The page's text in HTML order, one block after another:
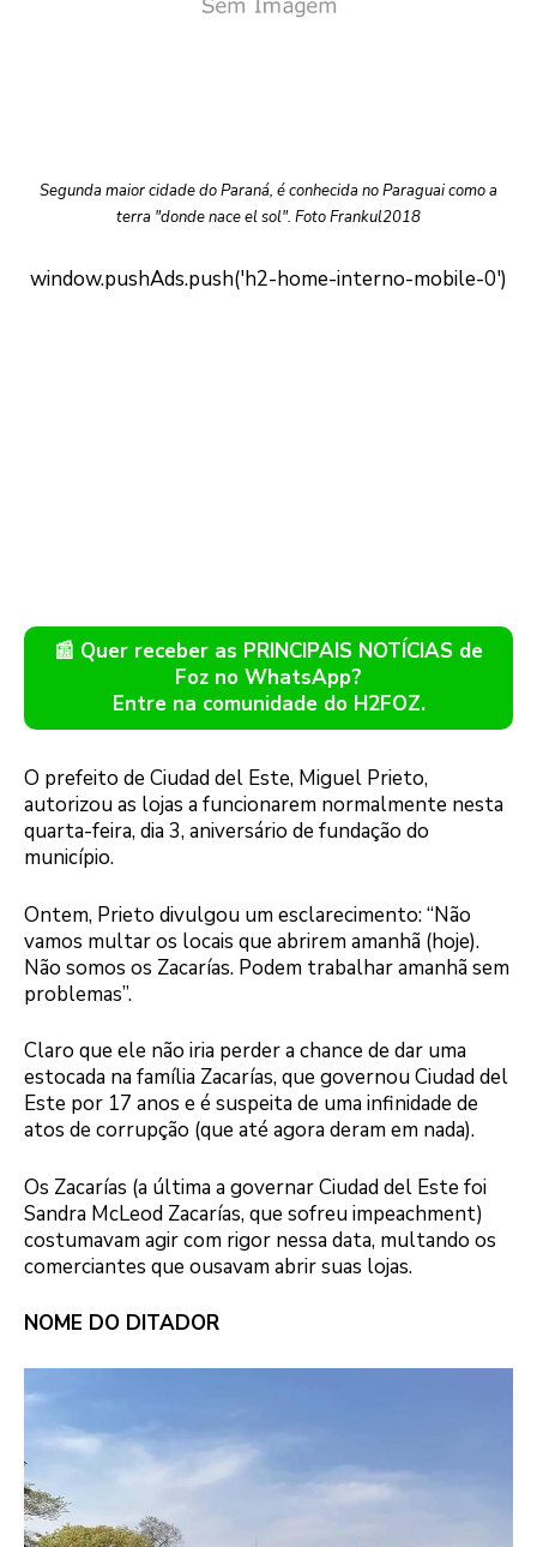
Segunda maior cidade do Paraná, é conhecida no Paraguai como a
terra "donde nace el sol". Foto Frankul2018
📰 Quer receber as PRINCIPAIS NOTÍCIAS de
Foz no WhatsApp?
Entre na comunidade do H2FOZ.
O prefeito de Ciudad del Este, Miguel Prieto,
autorizou as lojas a funcionarem normalmente nesta
quarta-feira, dia 3, aniversário de fundação do
município.
Ontem, Prieto divulgou um esclarecimento: “Não
vamos multar os locais que abrirem amanhã (hoje).
Não somos os Zacarías. Podem trabalhar amanhã sem
problemas”.
Claro que ele não iria perder a chance de dar uma
estocada na família Zacarías, que governou Ciudad del
Este por 17 anos e é suspeita de uma infinidade de
atos de corrupção (que até agora deram em nada).
Os Zacarías (a última a governar Ciudad del Este foi
Sandra McLeod Zacarías, que sofreu impeachment)
costumavam agir com rigor nessa data, multando os
comerciantes que ousavam abrir suas lojas.
NOME DO DITADOR